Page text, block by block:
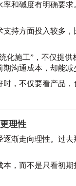
和碱度有明确要
持方面投入较多
化施工”，不仅提
沟通成本，却能减
，不仅要看产品
理性
逐渐走向理性。过
，而不是只看初